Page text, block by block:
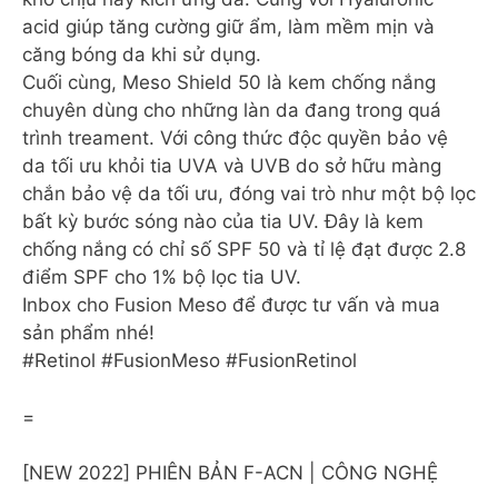
acid giúp tăng cường giữ ẩm, làm mềm mịn và
căng bóng da khi sử dụng.
Cuối cùng, Meso Shield 50 là kem chống nắng
chuyên dùng cho những làn da đang trong quá
trình treament. Với công thức độc quyền bảo vệ
da tối ưu khỏi tia UVA và UVB do sở hữu màng
chắn bảo vệ da tối ưu, đóng vai trò như một bộ lọc
bất kỳ bước sóng nào của tia UV. Đây là kem
chống nắng có chỉ số SPF 50 và tỉ lệ đạt được 2.8
điểm SPF cho 1% bộ lọc tia UV.
Inbox cho Fusion Meso để được tư vấn và mua
sản phẩm nhé!
#Retinol #FusionMeso #FusionRetinol
=
[NEW 2022] PHIÊN BẢN F-ACN | CÔNG NGHỆ